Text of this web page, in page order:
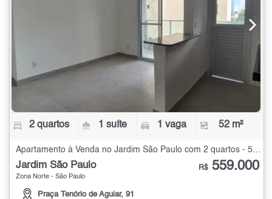
2 quartos 1 suíte 1 vaga 52 m²
Jardim São Paulo
Zona Norte - São Paulo
Praça Tenório de Aguiar, 91
R$ 559.000